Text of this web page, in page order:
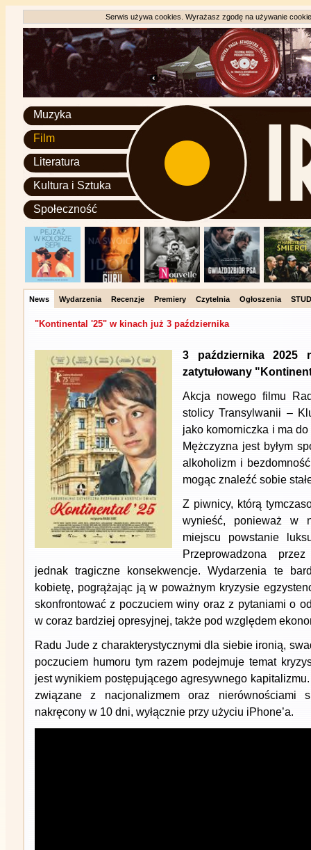
Serwis używa cookies. Wyrażasz zgodę na używanie
Muzyka
Film
Literatura
Kultura i Sztuka
Społeczność
News Wydarzenia Recenzje Premiery Czytelnia Ogłoszenia
"Kontinental '25" w kinach już 3 października
3 października
zatytułowany
Akcja nowego filmu
stolicy Transylwanii –
jako komorniczka i ma
Mężczyzna jest byłym
alkoholizm i
mogąc znaleźć sobie
Z piwnicy, którą
wynieść, ponieważ w
miejscu powstanie
Przeprowadzona
jednak tragiczne konsekwencje. Wydarzenia te
kobietę, pogrążając ją w poważnym kryzysie
skonfrontować z poczuciem winy oraz z pytaniami o
w coraz bardziej opresyjnej, także pod względem
Radu Jude z charakterystycznymi dla siebie ironią,
poczuciem humoru tym razem podejmuje temat
jest wynikiem postępującego agresywnego
związane z nacjonalizmem oraz nierównościami
nakręcony w 10 dni, wyłącznie przy użyciu iPhone’a.